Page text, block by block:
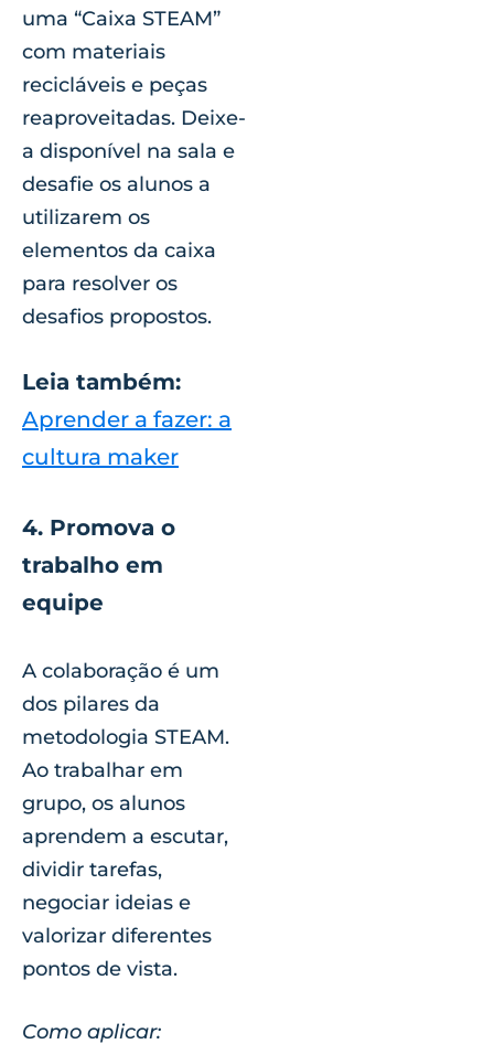
uma “Caixa STEAM”
com materiais
recicláveis e peças
reaproveitadas. Deixe-
a disponível na sala e
desafie os alunos a
utilizarem os
elementos da caixa
para resolver os
desafios propostos.
Leia também:
Aprender a fazer: a
cultura maker
4. Promova o
trabalho em
equipe
A colaboração é um
dos pilares da
metodologia STEAM.
Ao trabalhar em
grupo, os alunos
aprendem a escutar,
dividir tarefas,
negociar ideias e
valorizar diferentes
pontos de vista.
Como aplicar: